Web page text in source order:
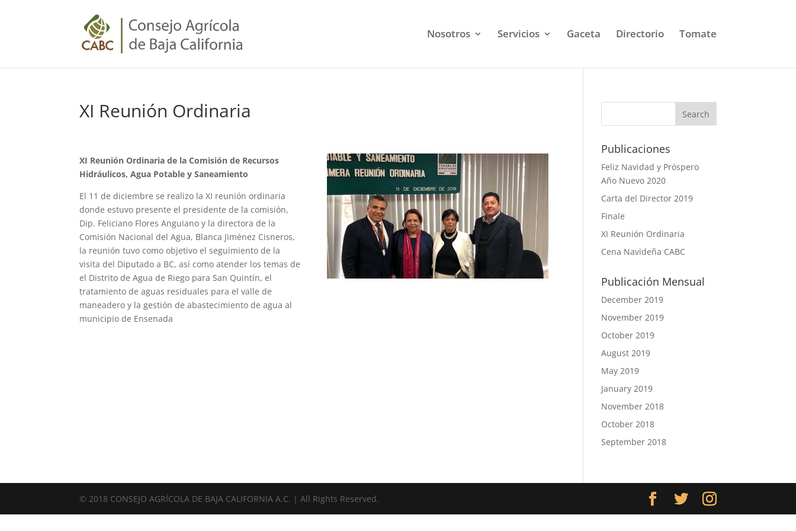
Nosotros Servicios Gaceta Directorio Tomate
XI Reunión Ordinaria
XI Reunión Ordinaria de la Comisión de Recursos
Hidráulicos, Agua Potable y Saneamiento
El 11 de diciembre se realizo la XI reunión ordinaria
donde estuvo presente el presidente de la comisión,
Dip. Feliciano Flores Anguiano y la directora de la
Comisión Nacional del Agua, Blanca Jiménez Cisneros,
la reunión tuvo como objetivo el seguimiento de la
visita del Diputado a BC, así como atender los temas de
el Distrito de Agua de Riego para San Quintín, el
tratamiento de aguas residuales para el valle de
maneadero y la gestión de abastecimiento de agua al
municipio de Ensenada
Publicaciones
Feliz Navidad y Próspero
Año Nuevo 2020
Carta del Director 2019
Finale
XI Reunión Ordinaria
Cena Navideña CABC
Publicación Mensual
December 2019
November 2019
October 2019
August 2019
May 2019
January 2019
November 2018
October 2018
September 2018
© 2018 CONSEJO AGRÍCOLA DE BAJA CALIFORNIA A.C. | All Rights Reserved.